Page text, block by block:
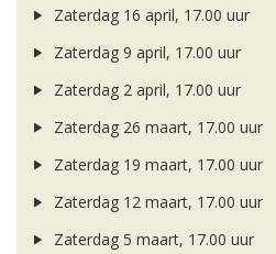
Zaterdag 16 april, 17.00 uur
Zaterdag 9 april, 17.00 uur
Zaterdag 2 april, 17.00 uur
Zaterdag 26 maart, 17.00 uur
Zaterdag 19 maart, 17.00 uur
Zaterdag 12 maart, 17.00 uur
Zaterdag 5 maart, 17.00 uur